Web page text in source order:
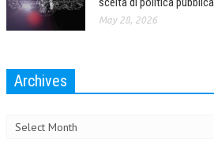
AMMINISTRATIVA
GIURISPRUDENZA
EUROPEA
COSTITUZIONALE
May 28, 2026
Archives